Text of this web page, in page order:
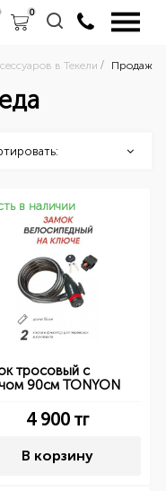
0
в Текели Продажа
в наличии
тросовый с
90см TONYON
4 900 тг
В корзину